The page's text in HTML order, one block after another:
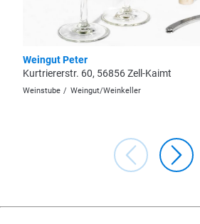
Weingut Peter
Kurtriererstr. 60, 56856 Zell-Kaimt
Weinstube Weingut/Weinkeller